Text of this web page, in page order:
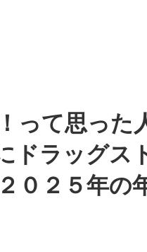
って思った
ドラッグス
０２５年の